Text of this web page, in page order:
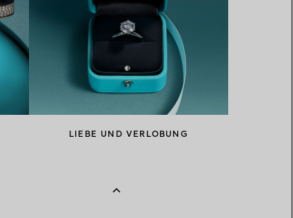
LIEBE UND VERLOBUNG